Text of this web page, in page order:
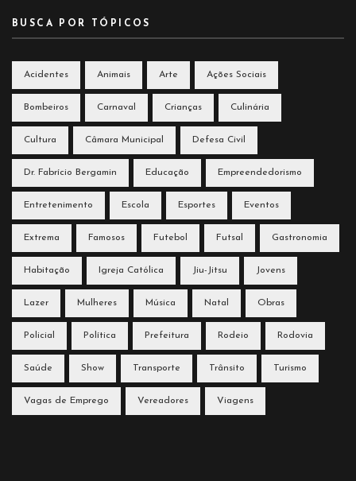
BUSCA POR TÓPICOS
Acidentes Animais Arte Ações Sociais
Bombeiros Carnaval Crianças Culinária
Cultura Câmara Municipal Defesa Civil
Dr. Fabrício Bergamin Educação Empreendedorismo
Entretenimento Escola Esportes Eventos
Extrema Famosos Futebol Futsal Gastronomia
Habitação Igreja Católica Jiu-Jitsu Jovens
Lazer Mulheres Música Natal Obras
Policial Política Prefeitura Rodeio Rodovia
Saúde Show Transporte Trânsito Turismo
Vagas de Emprego Vereadores Viagens